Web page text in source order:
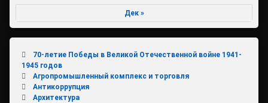
Дек »
70-летие Победы в Великой Отечественной войне 1941-
1945 годов
Агропромышленный комплекс и торговля
Антикоррупция
Архитектура